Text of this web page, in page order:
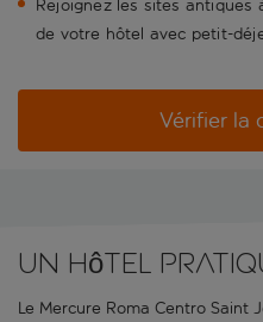
Rejoignez les sites
de votre hôtel avec petit-
Vérifier la
Un hôtel
Le Mercure Roma Centro Saint